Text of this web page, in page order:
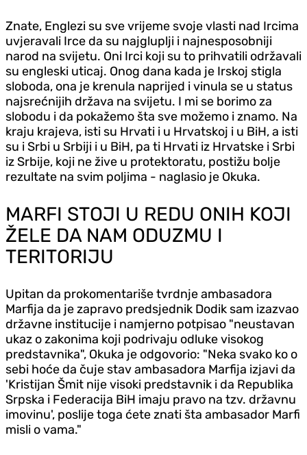
Znate, Englezi su sve vrijeme svoje vlasti nad Ircima
uvjeravali Irce da su najgluplji i najnesposobniji
narod na svijetu. Oni Irci koji su to prihvatili održavali
su engleski uticaj. Onog dana kada je Irskoj stigla
sloboda, ona je krenula naprijed i vinula se u status
najsrećnijih država na svijetu. I mi se borimo za
slobodu i da pokažemo šta sve možemo i znamo. Na
kraju krajeva, isti su Hrvati i u Hrvatskoj i u BiH, a isti
su i Srbi u Srbiji i u BiH, pa ti Hrvati iz Hrvatske i Srbi
iz Srbije, koji ne žive u protektoratu, postižu bolje
rezultate na svim poljima - naglasio je Okuka.
MARFI STOJI U REDU ONIH KOJI
ŽELE DA NAM ODUZMU I
TERITORIJU
Upitan da prokomentariše tvrdnje ambasadora
Marfija da je zapravo predsjednik Dodik sam izazvao
državne institucije i namjerno potpisao "neustavan
ukaz o zakonima koji podrivaju odluke visokog
predstavnika", Okuka je odgovorio: "Neka svako ko o
sebi hoće da čuje stav ambasadora Marfija izjavi da
'Kristijan Šmit nije visoki predstavnik i da Republika
Srpska i Federacija BiH imaju pravo na tzv. državnu
imovinu', poslije toga ćete znati šta ambasador Marfi
misli o vama."